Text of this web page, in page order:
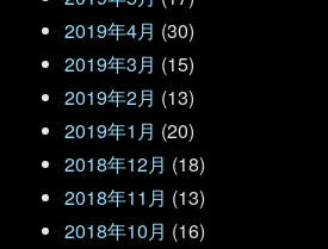
2019年4月 (30)
2019年3月 (15)
2019年2月 (13)
2019年1月 (20)
2018年12月 (18)
2018年11月 (13)
2018年10月 (16)